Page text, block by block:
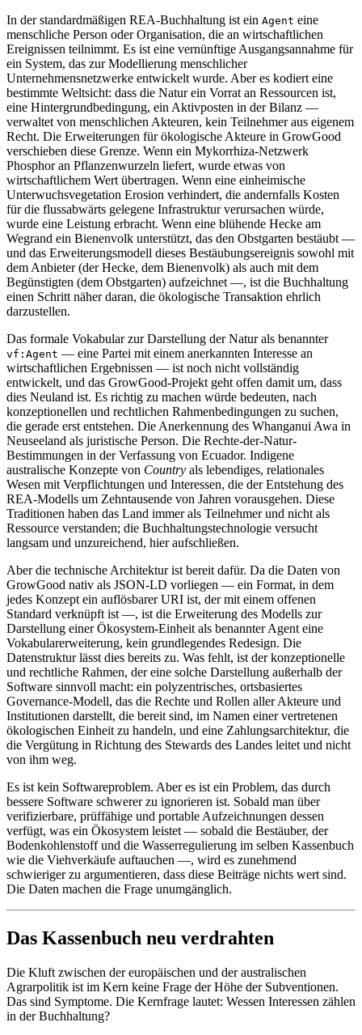
In der standardmäßigen REA-Buchhaltung ist ein Agent eine
menschliche Person oder Organisation, die an wirtschaftlichen
Ereignissen teilnimmt. Es ist eine vernünftige Ausgangsannahme für
ein System, das zur Modellierung menschlicher
Unternehmensnetzwerke entwickelt wurde. Aber es kodiert eine
bestimmte Weltsicht: dass die Natur ein Vorrat an Ressourcen ist,
eine Hintergrundbedingung, ein Aktivposten in der Bilanz —
verwaltet von menschlichen Akteuren, kein Teilnehmer aus eigenem
Recht. Die Erweiterungen für ökologische Akteure in GrowGood
verschieben diese Grenze. Wenn ein Mykorrhiza-Netzwerk
Phosphor an Pflanzenwurzeln liefert, wurde etwas von
wirtschaftlichem Wert übertragen. Wenn eine einheimische
Unterwuchsvegetation Erosion verhindert, die andernfalls Kosten
für die flussabwärts gelegene Infrastruktur verursachen würde,
wurde eine Leistung erbracht. Wenn eine blühende Hecke am
Wegrand ein Bienenvolk unterstützt, das den Obstgarten bestäubt —
und das Erweiterungsmodell dieses Bestäubungsereignis sowohl mit
dem Anbieter (der Hecke, dem Bienenvolk) als auch mit dem
Begünstigten (dem Obstgarten) aufzeichnet —, ist die Buchhaltung
einen Schritt näher daran, die ökologische Transaktion ehrlich
darzustellen.
Das formale Vokabular zur Darstellung der Natur als benannter
vf:Agent — eine Partei mit einem anerkannten Interesse an
wirtschaftlichen Ergebnissen — ist noch nicht vollständig
entwickelt, und das GrowGood-Projekt geht offen damit um, dass
dies Neuland ist. Es richtig zu machen würde bedeuten, nach
konzeptionellen und rechtlichen Rahmenbedingungen zu suchen,
die gerade erst entstehen. Die Anerkennung des Whanganui Awa in
Neuseeland als juristische Person. Die Rechte-der-Natur-
Bestimmungen in der Verfassung von Ecuador. Indigene
australische Konzepte von Country als lebendiges, relationales
Wesen mit Verpflichtungen und Interessen, die der Entstehung des
REA-Modells um Zehntausende von Jahren vorausgehen. Diese
Traditionen haben das Land immer als Teilnehmer und nicht als
Ressource verstanden; die Buchhaltungstechnologie versucht
langsam und unzureichend, hier aufschließen.
Aber die technische Architektur ist bereit dafür. Da die Daten von
GrowGood nativ als JSON-LD vorliegen — ein Format, in dem
jedes Konzept ein auflösbarer URI ist, der mit einem offenen
Standard verknüpft ist —, ist die Erweiterung des Modells zur
Darstellung einer Ökosystem-Einheit als benannter Agent eine
Vokabularerweiterung, kein grundlegendes Redesign. Die
Datenstruktur lässt dies bereits zu. Was fehlt, ist der konzeptionelle
und rechtliche Rahmen, der eine solche Darstellung außerhalb der
Software sinnvoll macht: ein polyzentrisches, ortsbasiertes
Governance-Modell, das die Rechte und Rollen aller Akteure und
Institutionen darstellt, die bereit sind, im Namen einer vertretenen
ökologischen Einheit zu handeln, und eine Zahlungsarchitektur, die
die Vergütung in Richtung des Stewards des Landes leitet und nicht
von ihm weg.
Es ist kein Softwareproblem. Aber es ist ein Problem, das durch
bessere Software schwerer zu ignorieren ist. Sobald man über
verifizierbare, prüffähige und portable Aufzeichnungen dessen
verfügt, was ein Ökosystem leistet — sobald die Bestäuber, der
Bodenkohlenstoff und die Wasserregulierung im selben Kassenbuch
wie die Viehverkäufe auftauchen —, wird es zunehmend
schwieriger zu argumentieren, dass diese Beiträge nichts wert sind.
Die Daten machen die Frage unumgänglich.
Das Kassenbuch neu verdrahten
Die Kluft zwischen der europäischen und der australischen
Agrarpolitik ist im Kern keine Frage der Höhe der Subventionen.
Das sind Symptome. Die Kernfrage lautet: Wessen Interessen zählen
in der Buchhaltung?